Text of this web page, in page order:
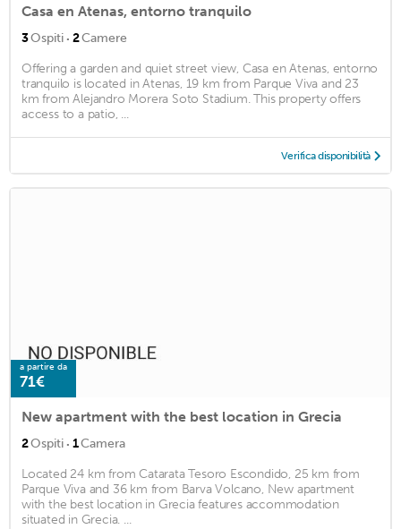
Casa en Atenas, entorno tranquilo
3Ospiti · 2Camere
Offering a garden and quiet street view, Casa en Atenas, entorno
tranquilo is located in Atenas, 19 km from Parque Viva and 23
km from Alejandro Morera Soto Stadium. This property offers
access to a patio, ...
Verifica disponibilità
a partire da
71€
New apartment with the best location in Grecia
2Ospiti · 1Camera
Located 24 km from Catarata Tesoro Escondido, 25 km from
Parque Viva and 36 km from Barva Volcano, New apartment
with the best location in Grecia features accommodation
situated in Grecia. ...